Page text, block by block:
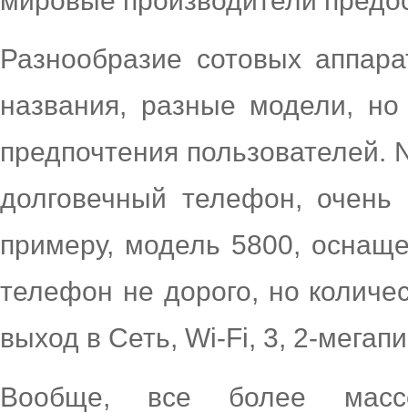
Разнообразие сотовых
названия, разные модели,
предпочтения пользователей.
долговечный телефон,
примеру, модель 5800,
телефон не дорого, но
выход в Сеть, Wi-Fi, 3, 2-
Вообще, все более